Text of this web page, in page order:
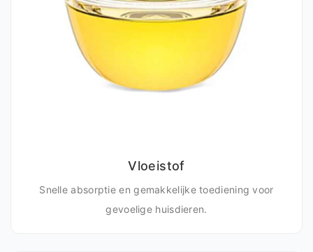
Vloeistof
Snelle absorptie en gemakkelijke toediening voor
gevoelige huisdieren.